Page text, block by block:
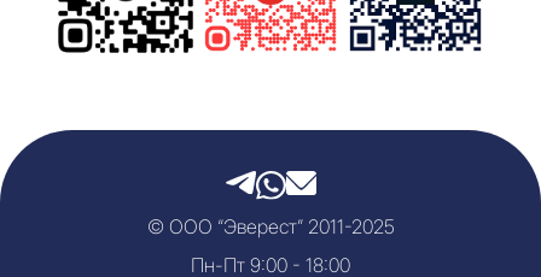
Пн-Пт 9:00 - 18:00
© ООО “Эверест” 2011-2025